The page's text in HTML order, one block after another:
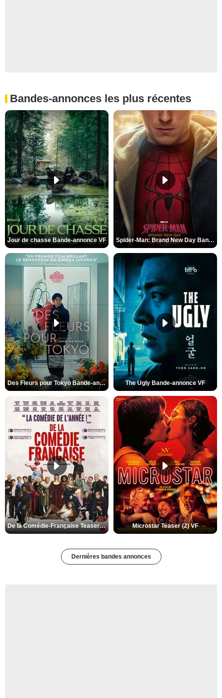
Bandes-annonces les plus récentes
Jour de chasse Bande-annonce VF Spider-Man: Brand New Day Bande-annonce (3) VO STFR
Des Fleurs pour Tokyo Bande-annonce VO STFR The Ugly Bande-annonce VF
De la Comédie-Française Teaser (3) VF Microstar Teaser (2) VF
Dernières bandes annonces